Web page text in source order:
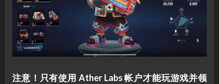
注意！只有使用 Ather Labs 帐户才能玩游戏并领